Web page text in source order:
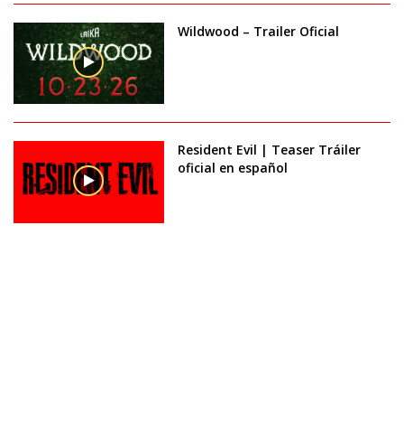
Wildwood – Trailer Oficial
Resident Evil | Teaser Tráiler
oficial en español